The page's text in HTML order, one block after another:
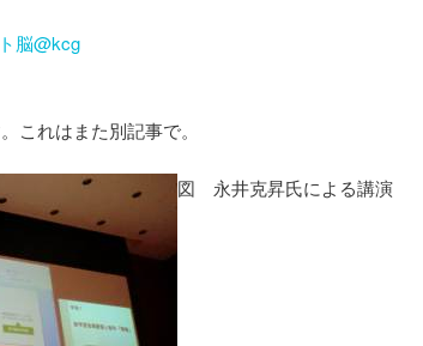
脳@kcg
これはまた別記事で。
図 永井克昇氏による講演